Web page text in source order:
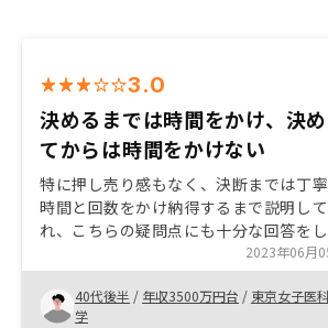
3.0
決めるまでは時間をかけ、決め
てからは時間をかけない
特に押し売り感もなく、決断までは丁
時間と回数をかけ納得するまで説明して
れ、こちらの疑問点にも十分な回答を
くれた。決断してからは、すごくスム
に進めてくれた。リスク分散のため、
と同時期に購入することにしたが、他
も進んで連携をとってうまいこと手続き
2023年06月
40代後半 / 年収3500万円台 / 東京女子医
学